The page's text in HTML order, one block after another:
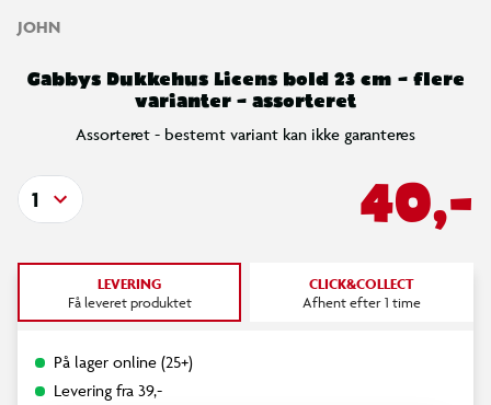
JOHN
Gabbys Dukkehus Licens bold 23 cm – flere
varianter – assorteret
Assorteret - bestemt variant kan ikke garanteres
40,-
1
LEVERING
Få leveret produktet
CLICK&COLLECT
Afhent efter 1 time
På lager online (25+)
Levering fra 39,-